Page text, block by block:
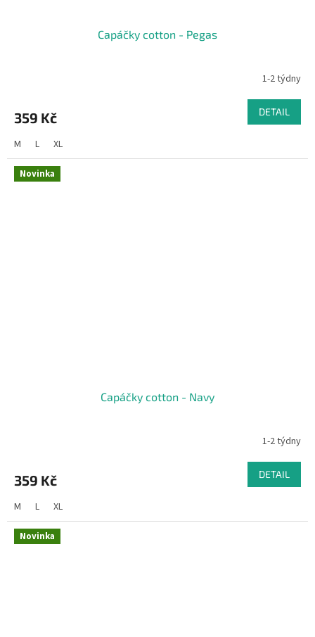
Capáčky cotton - Pegas
1-2 týdny
359 Kč DETAIL
M L XL
Novinka
Capáčky cotton - Navy
1-2 týdny
359 Kč DETAIL
M L XL
Novinka